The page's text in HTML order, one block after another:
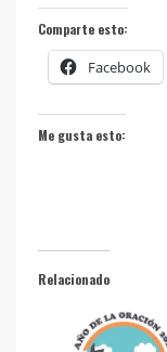
Comparte esto:
Facebook
Me gusta esto:
Relacionado